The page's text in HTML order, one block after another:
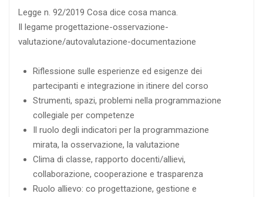
Legge n. 92/2019 Cosa dice cosa manca.
Il legame progettazione-osservazione-
valutazione/autovalutazione-documentazione
Riflessione sulle esperienze ed esigenze dei
partecipanti e integrazione in itinere del corso
Strumenti, spazi, problemi nella programmazione
collegiale per competenze
Il ruolo degli indicatori per la programmazione
mirata, la osservazione, la valutazione
Clima di classe, rapporto docenti/allievi,
collaborazione, cooperazione e trasparenza
Ruolo allievo: co progettazione, gestione e